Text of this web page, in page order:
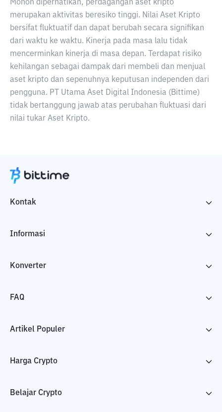
Mohon diperhatikan, perdagangan aset kripto
merupakan aktivitas beresiko tinggi. Nilai Aset Kripto
bersifat fluktuatif dan dapat berubah secara signifikan
dari waktu ke waktu. Kinerja pada masa lalu tidak
mencerminkan kinerja di masa depan. Terdapat risiko
kehilangan sebagai dampak dari membeli dan menjual
aset kripto dan sepenuhnya keputusan independen dari
pengguna. PT Utama Aset Digital Indonesia (Bittime)
tidak bertanggung jawab atas perubahan fluktuasi dari
nilai tukar Aset Kripto.
Kontak
Informasi
Konverter
FAQ
Artikel Populer
Harga Crypto
Belajar Crypto